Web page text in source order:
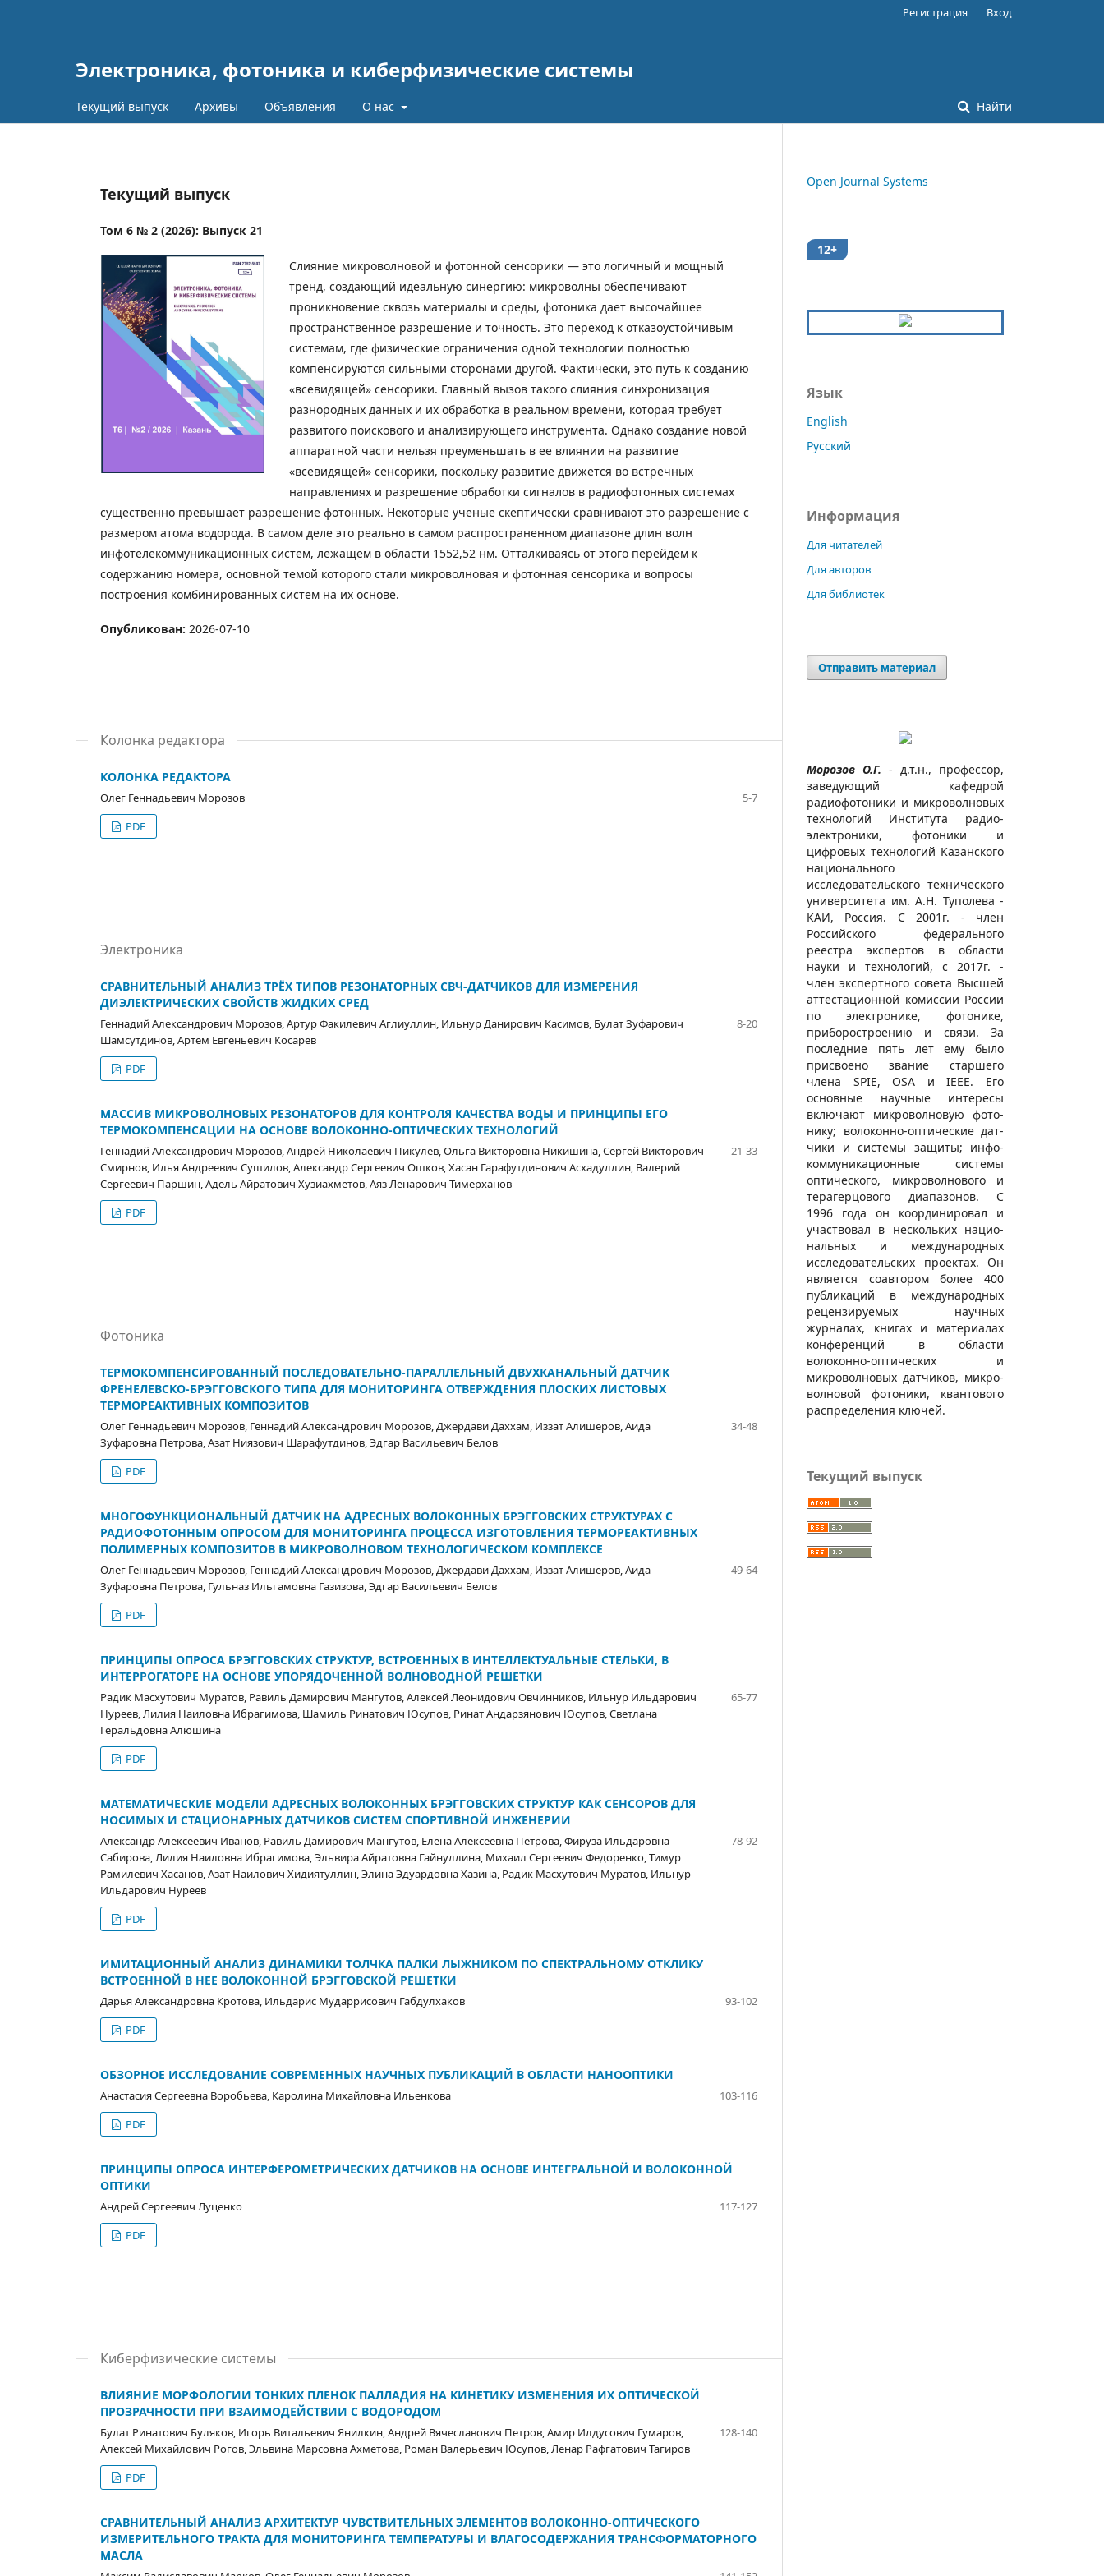
Электроника, фотоника и киберфизические системы
Текущий выпуск Архивы Объявления О нас Найти
Регистрация Вход
Текущий выпуск
Том 6 № 2 (2026): Выпуск 21
Слияние микроволновой и фотонной сенсорики — это логичный и мощный
тренд, создающий идеальную синергию: микроволны обеспечивают
проникновение сквозь материалы и среды, фотоника дает высочайшее
пространственное разрешение и точность. Это переход к отказоустойчивым
системам, где физические ограничения одной технологии полностью
компенсируются сильными сторонами другой. Фактически, это путь к созданию
«всевидящей» сенсорики. Главный вызов такого слияния синхронизация
разнородных данных и их обработка в реальном времени, которая требует
развитого поискового и анализирующего инструмента. Однако создание новой
аппаратной части нельзя преуменьшать в ее влиянии на развитие
«всевидящей» сенсорики, поскольку развитие движется во встречных
направлениях и разрешение обработки сигналов в радиофотонных системах
существенно превышает разрешение фотонных. Некоторые ученые скептически сравнивают это разрешение с
размером атома водорода. В самом деле это реально в самом распространенном диапазоне длин волн
инфотелекоммуникационных систем, лежащем в области 1552,52 нм. Отталкиваясь от этого перейдем к
содержанию номера, основной темой которого стали микроволновая и фотонная сенсорика и вопросы
построения комбинированных систем на их основе.
Опубликован: 2026-07-10
Колонка редактора
КОЛОНКА РЕДАКТОРА
Олег Геннадьевич Морозов
5-7
PDF
Электроника
СРАВНИТЕЛЬНЫЙ АНАЛИЗ ТРЁХ ТИПОВ РЕЗОНАТОРНЫХ СВЧ-ДАТЧИКОВ ДЛЯ ИЗМЕРЕНИЯ
ДИЭЛЕКТРИЧЕСКИХ СВОЙСТВ ЖИДКИХ СРЕД
Геннадий Александрович Морозов, Артур Факилевич Аглиуллин, Ильнур Данирович Касимов, Булат Зуфарович
Шамсутдинов, Артем Евгеньевич Косарев
8-20
PDF
МАССИВ МИКРОВОЛНОВЫХ РЕЗОНАТОРОВ ДЛЯ КОНТРОЛЯ КАЧЕСТВА ВОДЫ И ПРИНЦИПЫ ЕГО
ТЕРМОКОМПЕНСАЦИИ НА ОСНОВЕ ВОЛОКОННО-ОПТИЧЕСКИХ ТЕХНОЛОГИЙ
Геннадий Александрович Морозов, Андрей Николаевич Пикулев, Ольга Викторовна Никишина, Сергей Викторович
Смирнов, Илья Андреевич Сушилов, Александр Сергеевич Ошков, Хасан Гарафутдинович Асхадуллин, Валерий
Сергеевич Паршин, Адель Айратович Хузиахметов, Аяз Ленарович Тимерханов
21-33
PDF
Фотоника
ТЕРМОКОМПЕНСИРОВАННЫЙ ПОСЛЕДОВАТЕЛЬНО-ПАРАЛЛЕЛЬНЫЙ ДВУХКАНАЛЬНЫЙ ДАТЧИК
ФРЕНЕЛЕВСКО-БРЭГГОВСКОГО ТИПА ДЛЯ МОНИТОРИНГА ОТВЕРЖДЕНИЯ ПЛОСКИХ ЛИСТОВЫХ
ТЕРМОРЕАКТИВНЫХ КОМПОЗИТОВ
Олег Геннадьевич Морозов, Геннадий Александрович Морозов, Джердави Даххам, Иззат Алишеров, Аида
Зуфаровна Петрова, Азат Ниязович Шарафутдинов, Эдгар Васильевич Белов
34-48
PDF
МНОГОФУНКЦИОНАЛЬНЫЙ ДАТЧИК НА АДРЕСНЫХ ВОЛОКОННЫХ БРЭГГОВСКИХ СТРУКТУРАХ С
РАДИОФОТОННЫМ ОПРОСОМ ДЛЯ МОНИТОРИНГА ПРОЦЕССА ИЗГОТОВЛЕНИЯ ТЕРМОРЕАКТИВНЫХ
ПОЛИМЕРНЫХ КОМПОЗИТОВ В МИКРОВОЛНОВОМ ТЕХНОЛОГИЧЕСКОМ КОМПЛЕКСЕ
Олег Геннадьевич Морозов, Геннадий Александрович Морозов, Джердави Даххам, Иззат Алишеров, Аида
Зуфаровна Петрова, Гульназ Ильгамовна Газизова, Эдгар Васильевич Белов
49-64
PDF
ПРИНЦИПЫ ОПРОСА БРЭГГОВСКИХ СТРУКТУР, ВСТРОЕННЫХ В ИНТЕЛЛЕКТУАЛЬНЫЕ СТЕЛЬКИ, В
ИНТЕРРОГАТОРЕ НА ОСНОВЕ УПОРЯДОЧЕННОЙ ВОЛНОВОДНОЙ РЕШЕТКИ
Радик Масхутович Муратов, Равиль Дамирович Мангутов, Алексей Леонидович Овчинников, Ильнур Ильдарович
Нуреев, Лилия Наиловна Ибрагимова, Шамиль Ринатович Юсупов, Ринат Андарзянович Юсупов, Светлана
Геральдовна Алюшина
65-77
PDF
МАТЕМАТИЧЕСКИЕ МОДЕЛИ АДРЕСНЫХ ВОЛОКОННЫХ БРЭГГОВСКИХ СТРУКТУР КАК СЕНСОРОВ ДЛЯ
НОСИМЫХ И СТАЦИОНАРНЫХ ДАТЧИКОВ СИСТЕМ СПОРТИВНОЙ ИНЖЕНЕРИИ
Александр Алексеевич Иванов, Равиль Дамирович Мангутов, Елена Алексеевна Петрова, Фируза Ильдаровна
Сабирова, Лилия Наиловна Ибрагимова, Эльвира Айратовна Гайнуллина, Михаил Сергеевич Федоренко, Тимур
Рамилевич Хасанов, Азат Наилович Хидиятуллин, Элина Эдуардовна Хазина, Радик Масхутович Муратов, Ильнур
Ильдарович Нуреев
78-92
PDF
ИМИТАЦИОННЫЙ АНАЛИЗ ДИНАМИКИ ТОЛЧКА ПАЛКИ ЛЫЖНИКОМ ПО СПЕКТРАЛЬНОМУ ОТКЛИКУ
ВСТРОЕННОЙ В НЕЕ ВОЛОКОННОЙ БРЭГГОВСКОЙ РЕШЕТКИ
Дарья Александровна Кротова, Ильдарис Мударрисович Габдулхаков
93-102
PDF
ОБЗОРНОЕ ИССЛЕДОВАНИЕ СОВРЕМЕННЫХ НАУЧНЫХ ПУБЛИКАЦИЙ В ОБЛАСТИ НАНООПТИКИ
Анастасия Сергеевна Воробьева, Каролина Михайловна Ильенкова
103-116
PDF
ПРИНЦИПЫ ОПРОСА ИНТЕРФЕРОМЕТРИЧЕСКИХ ДАТЧИКОВ НА ОСНОВЕ ИНТЕГРАЛЬНОЙ И ВОЛОКОННОЙ
ОПТИКИ
Андрей Сергеевич Луценко
117-127
PDF
Киберфизические системы
ВЛИЯНИЕ МОРФОЛОГИИ ТОНКИХ ПЛЕНОК ПАЛЛАДИЯ НА КИНЕТИКУ ИЗМЕНЕНИЯ ИХ ОПТИЧЕСКОЙ
ПРОЗРАЧНОСТИ ПРИ ВЗАИМОДЕЙСТВИИ С ВОДОРОДОМ
Булат Ринатович Буляков, Игорь Витальевич Янилкин, Андрей Вячеславович Петров, Амир Илдусович Гумаров,
Алексей Михайлович Рогов, Эльвина Марсовна Ахметова, Роман Валерьевич Юсупов, Ленар Рафгатович Тагиров
128-140
PDF
СРАВНИТЕЛЬНЫЙ АНАЛИЗ АРХИТЕКТУР ЧУВСТВИТЕЛЬНЫХ ЭЛЕМЕНТОВ ВОЛОКОННО-ОПТИЧЕСКОГО
ИЗМЕРИТЕЛЬНОГО ТРАКТА ДЛЯ МОНИТОРИНГА ТЕМПЕРАТУРЫ И ВЛАГОСОДЕРЖАНИЯ ТРАНСФОРМАТОРНОГО
МАСЛА
Open Journal Systems
12+
Язык
English
Русский
Информация
Для читателей
Для авторов
Для библиотек
Отправить материал
Морозов О.Г. - д.т.н., профессор,
заведующий кафедрой
радиофотоники и микроволновых
технологий Института радио­
электро­­ники, фотоники и
цифровых техно­логий Казанского
националь­ного
исследовательского техни­ческого
университета им. А.Н. Туполева -
КАИ, Россия. С 2001г. - член
Российского федераль­ного
реестра экспертов в области
науки и техно­логий, с 2017г. -
член эксперт­ного совета Выс­шей
аттеста­ционной комиссии России
по электро­нике, фото­нике,
приборо­строению и связи. За
последние пять лет ему было
прис­воено звание старшего
члена SPIE, OSA и IEEE. Его
основные научные интересы
включают микровол­новую фото­
нику; воло­конно-оптические дат­
чики и системы защиты; инфо­
коммуни­кационные системы
оптического, микровол­нового и
тера­герцового диапазо­нов. С
1996 года он координи­ровал и
участвовал в нескольких нацио­
нальных и междуна­родных
исследова­тельских проектах. Он
является соавтором более 400
публикаций в междуна­родных
рецензи­руемых научных
журналах, книгах и материалах
конферен­ций в области
волоконно-оптических и
микровол­новых датчиков, микро­
волновой фото­ники, квантового
распре­деления ключей.
Текущий выпуск